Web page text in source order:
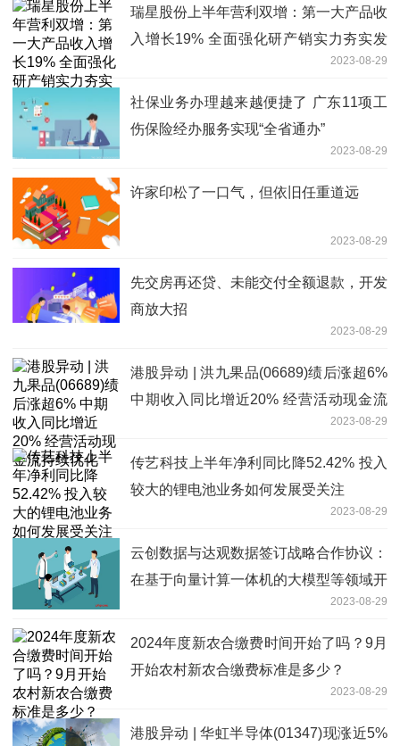
瑞星股份上半年营利双增：第一大产品收
入增长19% 全面强化研产销实力夯实发
2023-08-29
社保业务办理越来越便捷了 广东11项工
伤保险经办服务实现“全省通办”
2023-08-29
许家印松了一口气，但依旧任重道远
2023-08-29
先交房再还贷、未能交付全额退款，开发
商放大招
2023-08-29
港股异动 | 洪九果品(06689)绩后涨超6%
中期收入同比增近20% 经营活动现金流
2023-08-29
传艺科技上半年净利同比降52.42% 投入
较大的锂电池业务如何发展受关注
2023-08-29
云创数据与达观数据签订战略合作协议：
在基于向量计算一体机的大模型等领域开
2023-08-29
2024年度新农合缴费时间开始了吗？9月
开始农村新农合缴费标准是多少？
2023-08-29
港股异动 | 华虹半导体(01347)现涨近5%